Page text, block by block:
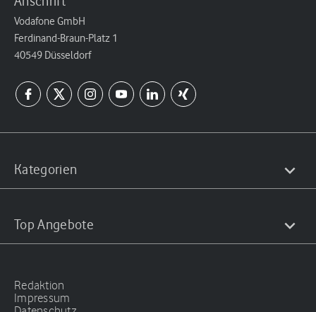
Vodafone GmbH
Ferdinand-Braun-Platz 1
40549 Düsseldorf
Kategorien
Top Angebote
Redaktion
Impressum